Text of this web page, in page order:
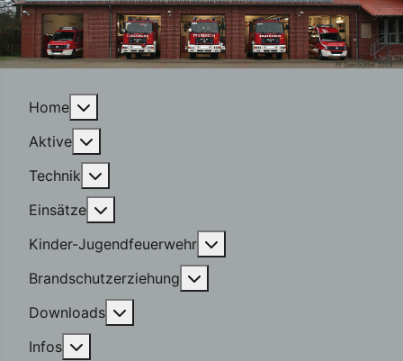
Home
Aktive
Technik
Einsätze
Kinder-Jugendfeuerwehr
Brandschutzerziehung
Downloads
Infos